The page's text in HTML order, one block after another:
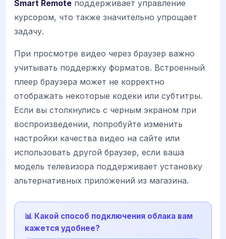
Smart Remote поддерживает управление
курсором, что также значительно упрощает
задачу.
При просмотре видео через браузер важно
учитывать поддержку форматов. Встроенный
плеер браузера может не корректно
отображать некоторые кодеки или субтитры.
Если вы столкнулись с черным экраном при
воспроизведении, попробуйте изменить
настройки качества видео на сайте или
использовать другой браузер, если ваша
модель телевизора поддерживает установку
альтернативных приложений из магазина.
📊 Какой способ подключения облака вам
кажется удобнее?